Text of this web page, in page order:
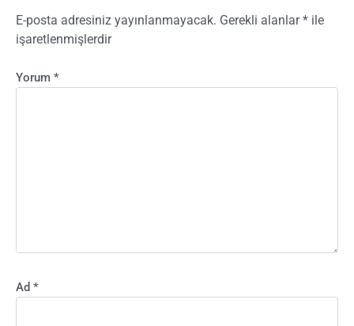
E-posta adresiniz yayınlanmayacak. Gerekli alanlar* ile
işaretlenmişlerdir
Yorum *
Ad *